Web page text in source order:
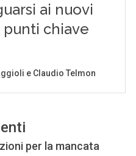
per la mancata